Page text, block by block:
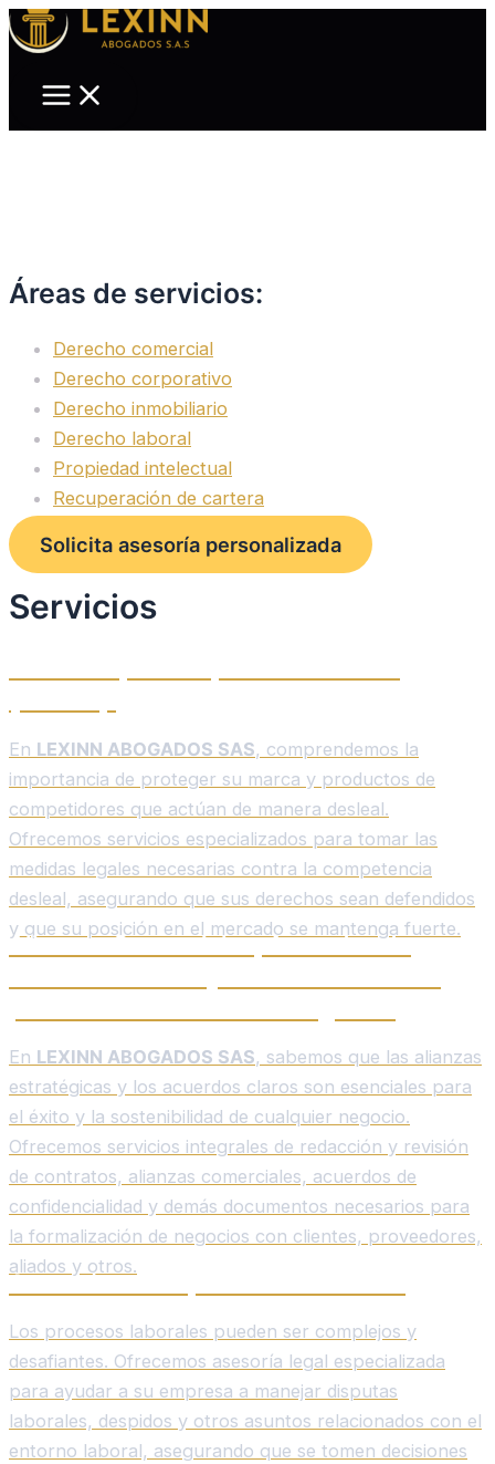
Ir
al
Main
Menu
Áreas de servicios:
Derecho comercial
Derecho corporativo
Derecho inmobiliario
Derecho laboral
Propiedad intelectual
Recuperación de cartera
Solicita asesoría personalizada
Servicios
En LEXINN ABOGADOS SAS, comprendemos la
importancia de proteger su marca y productos de
competidores que actúan de manera desleal.
Ofrecemos servicios especializados para tomar las
medidas legales necesarias contra la competencia
desleal, asegurando que sus derechos sean defendidos
y que su posición en el mercado se mantenga fuerte.
Alianzas Comerciales, Acuerdos de
En LEXINN ABOGADOS SAS, sabemos que las alianzas
estratégicas y los acuerdos claros son esenciales para
el éxito y la sostenibilidad de cualquier negocio.
Ofrecemos servicios integrales de redacción y revisión
de contratos, alianzas comerciales, acuerdos de
confidencialidad y demás documentos necesarios para
la formalización de negocios con clientes, proveedores,
aliados y otros.
Asesoría en los procesos laborales
Los procesos laborales pueden ser complejos y
desafiantes. Ofrecemos asesoría legal especializada
para ayudar a su empresa a manejar disputas
laborales, despidos y otros asuntos relacionados con el
entorno laboral, asegurando que se tomen decisiones